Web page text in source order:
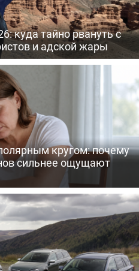
куда тайно рвануть с
и адской жары
кругом: почему
сильнее ощущают